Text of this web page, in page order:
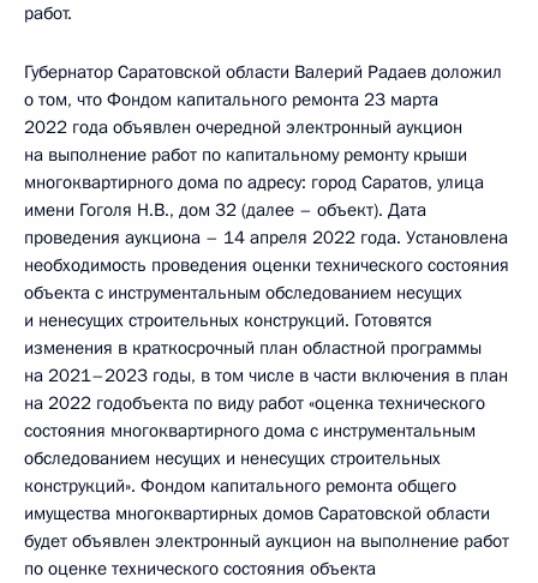
работ.
Губернатор Саратовской области Валерий Радаев доложил
о том, что Фондом капитального ремонта 23 марта
2022 года объявлен очередной электронный аукцион
на выполнение работ по капитальному ремонту крыши
многоквартирного дома по адресу: город Саратов, улица
имени Гоголя Н.В., дом 32 (далее – объект). Дата
проведения аукциона – 14 апреля 2022 года. Установлена
необходимость проведения оценки технического состояния
объекта с инструментальным обследованием несущих
и ненесущих строительных конструкций. Готовятся
изменения в краткосрочный план областной программы
на 2021–2023 годы, в том числе в части включения в план
на 2022 годобъекта по виду работ «оценка технического
состояния многоквартирного дома с инструментальным
обследованием несущих и ненесущих строительных
конструкций». Фондом капитального ремонта общего
имущества многоквартирных домов Саратовской области
будет объявлен электронный аукцион на выполнение работ
по оценке технического состояния объекта